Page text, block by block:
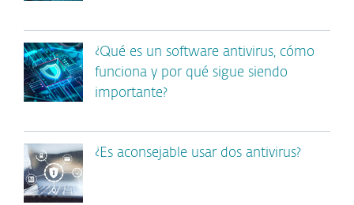
¿Qué es un software antivirus, cómo
funciona y por qué sigue siendo
importante?
¿Es aconsejable usar dos antivirus?